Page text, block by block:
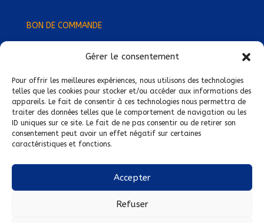
Gérer le consentement
Pour offrir les meilleures expériences, nous utilisons des technologies
telles que les cookies pour stocker et/ou accéder aux informations des
appareils. Le fait de consentir à ces technologies nous permettra de
traiter des données telles que le comportement de navigation ou les
ID uniques sur ce site. Le fait de ne pas consentir ou de retirer son
consentement peut avoir un effet négatif sur certaines
caractéristiques et fonctions.
Accepter
Refuser
BON DE COMMANDE
Devenez Délégué·e Régional·e !
Trouvez-nous près de chez vous !
Mentions légales
Conditions générales de vente
Politique de confidentialité